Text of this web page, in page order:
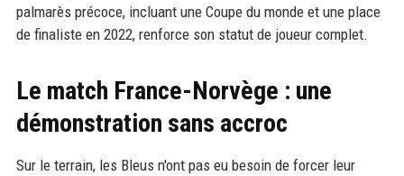
palmarès précoce, incluant une Coupe du monde et une place
de finaliste en 2022, renforce son statut de joueur complet.
Le match France-Norvège : une
démonstration sans accroc
Sur le terrain, les Bleus n'ont pas eu besoin de forcer leur